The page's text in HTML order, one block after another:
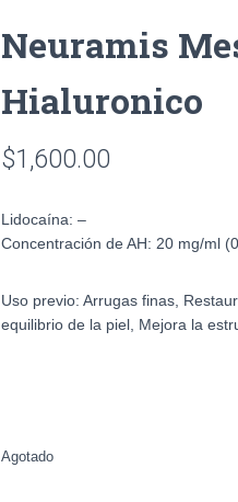
Neuramis
Hialuronico
$1,600.00
Lidocaína: –
Concentración de AH: 20 mg/ml
Uso previo: Arrugas finas,
equilibrio de la piel, Mejora la
Agotado